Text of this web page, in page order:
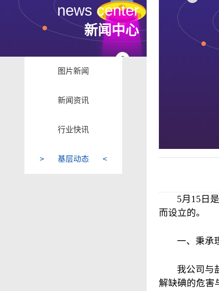
news center
新闻中心
图片新闻
新闻资讯
行业快讯
基层动态
5月 15 日
而设立的。
一、秉承
我公司与
解缺碘的危害